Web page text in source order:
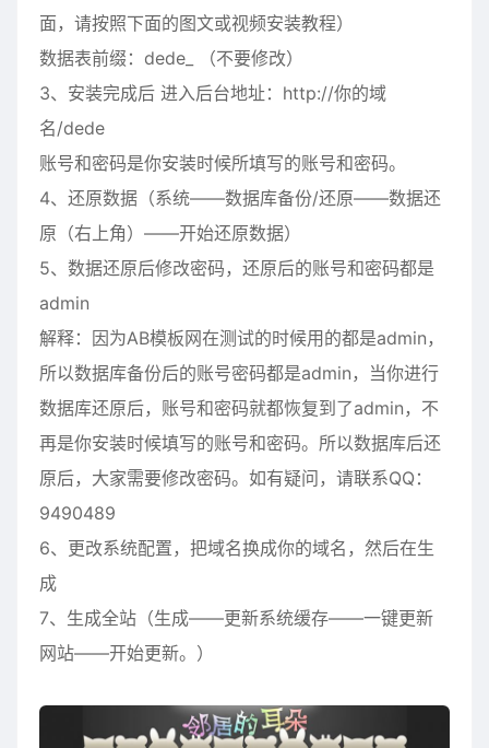
面，请按照下面的图文或视频安装教程）
数据表前缀：dede_ （不要修改）
3、安装完成后 进入后台地址：http://你的域
名/dede
账号和密码是你安装时候所填写的账号和密码。
4、还原数据（系统——数据库备份/还原——数据还
原（右上角）——开始还原数据）
5、数据还原后修改密码，还原后的账号和密码都是
admin
解释：因为AB模板网在测试的时候用的都是admin，
所以数据库备份后的账号密码都是admin，当你进行
数据库还原后，账号和密码就都恢复到了admin，不
再是你安装时候填写的账号和密码。所以数据库后还
原后，大家需要修改密码。如有疑问，请联系QQ：
9490489
6、更改系统配置，把域名换成你的域名，然后在生
成
7、生成全站（生成——更新系统缓存——一键更新
网站——开始更新。）